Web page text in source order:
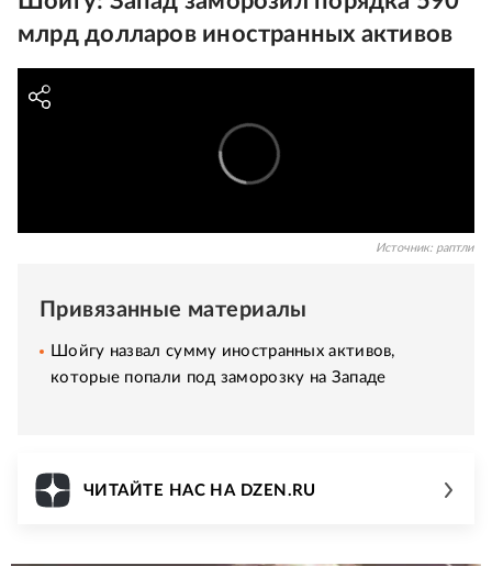
млрд долларов иностранных активов
Источник: раптли
Привязанные материалы
Шойгу назвал сумму иностранных активов,
которые попали под заморозку на Западе
ЧИТАЙТЕ НАС НА DZEN.RU